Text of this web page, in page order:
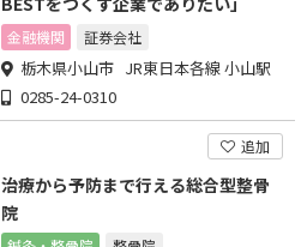
金融機関 証券会社
栃木県小山市 JR東日本各線 小山駅
0285-24-0310
追加
治療から予防まで行える総合型整骨
院